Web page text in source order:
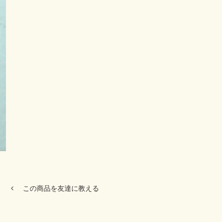
この商品を友達に教える